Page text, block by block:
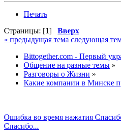
Печать
Страницы: [1] Вверх
« предыдущая тема следующая
Bittogether.com - Первый
Общение на разные темы »
Разговоры о Жизни »
Какие компании в Минске
Ошибка во время нажатия
Спасибо...